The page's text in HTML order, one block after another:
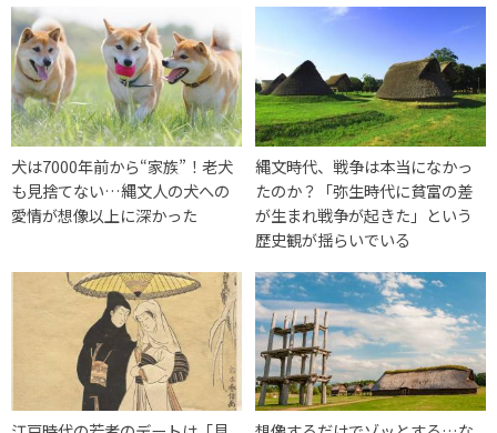
犬は7000年前から“家族”！老犬
も見捨てない…縄文人の犬への
愛情が想像以上に深かった
縄文時代、戦争は本当になかっ
たのか？「弥生時代に貧富の差
が生まれ戦争が起きた」という
歴史観が揺らいでいる